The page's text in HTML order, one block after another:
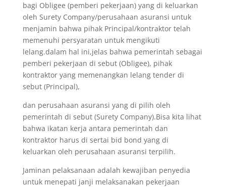
bagi Obligee (pemberi pekerjaan) yang di keluarkan
oleh Surety Company/perusahaan asuransi untuk
menjamin bahwa pihak Principal/kontraktor telah
memenuhi persyaratan untuk mengikuti
lelang.dalam hal ini,jelas bahwa pemerintah sebagai
pemberi pekerjaan di sebut (Obligee), pihak
kontraktor yang memenangkan lelang tender di
sebut (Principal),
dan perusahaan asuransi yang di pilih oleh
pemerintah di sebut (Surety Company).Bisa kita lihat
bahwa ikatan kerja antara pemerintah dan
kontraktor harus di sertai bid bond yang di
keluarkan oleh perusahaan asuransi terpilih.
Jaminan pelaksanaan adalah kewajiban penyedia
untuk menepati janji melaksanakan pekerjaan